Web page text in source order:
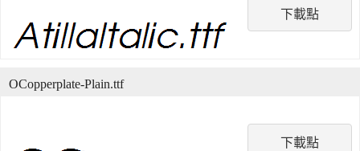
下載點
下載點
OCopperplate-Plain.ttf